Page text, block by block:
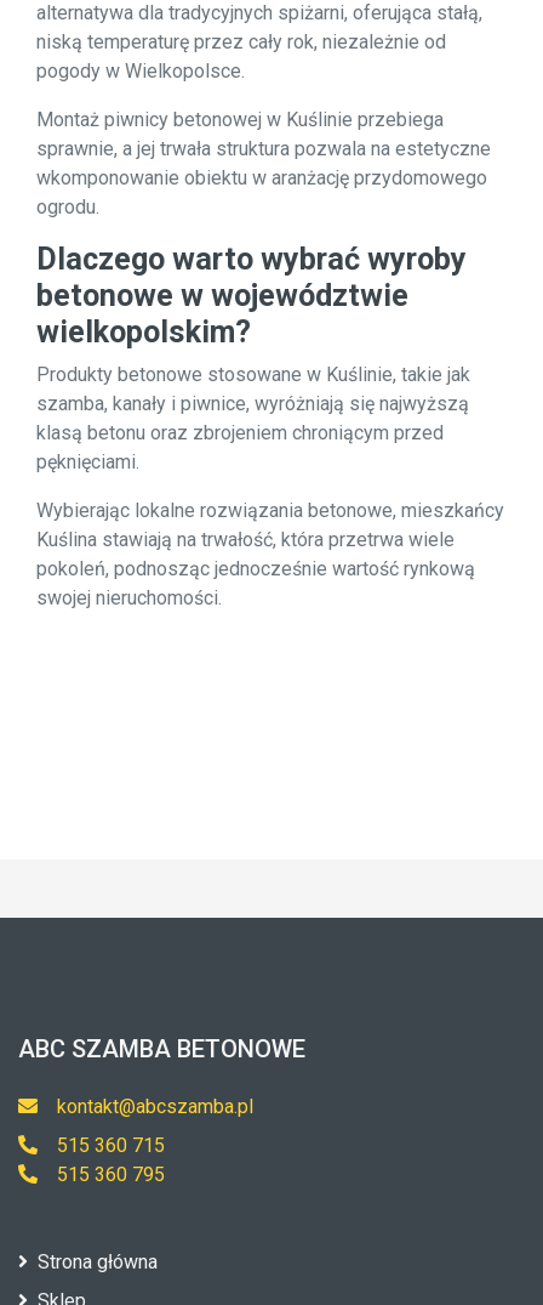
alternatywa dla tradycyjnych spiżarni, oferująca stałą,
niską temperaturę przez cały rok, niezależnie od
pogody w Wielkopolsce.
Montaż piwnicy betonowej w Kuślinie przebiega
sprawnie, a jej trwała struktura pozwala na estetyczne
wkomponowanie obiektu w aranżację przydomowego
ogrodu.
Dlaczego warto wybrać wyroby
betonowe w województwie
wielkopolskim?
Produkty betonowe stosowane w Kuślinie, takie jak
szamba, kanały i piwnice, wyróżniają się najwyższą
klasą betonu oraz zbrojeniem chroniącym przed
pęknięciami.
Wybierając lokalne rozwiązania betonowe, mieszkańcy
Kuślina stawiają na trwałość, która przetrwa wiele
pokoleń, podnosząc jednocześnie wartość rynkową
swojej nieruchomości.
ABC SZAMBA BETONOWE
kontakt@abcszamba.pl
515 360 715
515 360 795
Strona główna